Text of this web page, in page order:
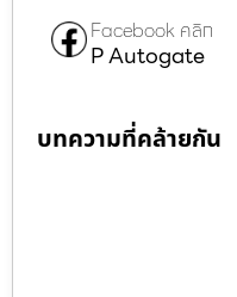
Facebook คลิก
P Autogate
บทความที่คล้ายกัน